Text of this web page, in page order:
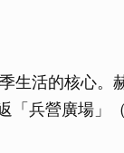
生活的核心。
兵營廣場」